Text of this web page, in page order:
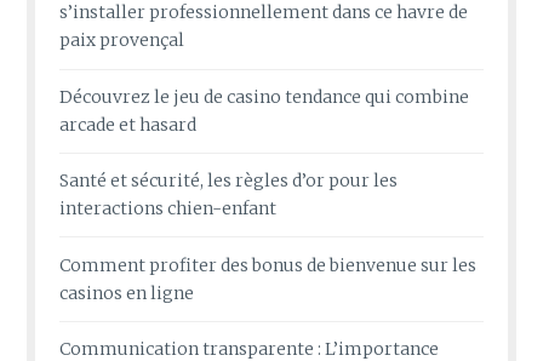
s’installer professionnellement dans ce havre de
paix provençal
Découvrez le jeu de casino tendance qui combine
arcade et hasard
Santé et sécurité, les règles d’or pour les
interactions chien-enfant
Comment profiter des bonus de bienvenue sur les
casinos en ligne
Communication transparente : L’importance